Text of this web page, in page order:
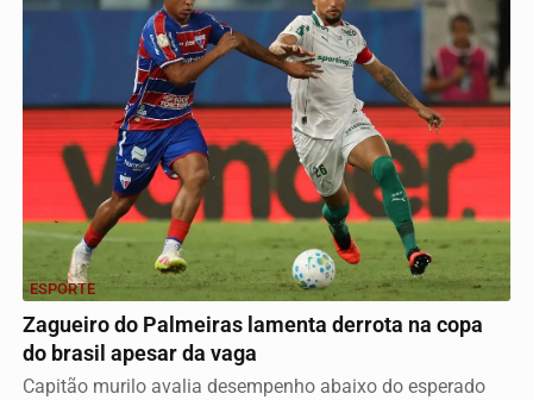
ESPORTE
Zagueiro do Palmeiras lamenta derrota na copa
do brasil apesar da vaga
Capitão murilo avalia desempenho abaixo do esperado